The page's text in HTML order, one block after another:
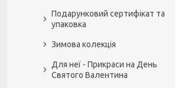
Подарунковий сертифікат та
упаковка
Зимова колекція
Для неї - Прикраси на День
Святого Валентина